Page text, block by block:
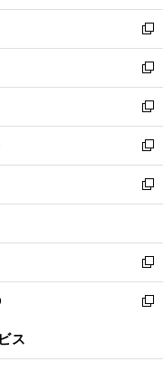
開
く
ウ
で
開
く
ン
ド
ウ
で
開
く
ウ
ィ
ン
ド
ウ
で
開
く
新
し
い
ウ
ィ
ン
ド
ウ
で
開
新
し
い
ウ
ィ
ン
ド
ウ
開
く
新
し
い
ウ
ィ
ン
ウ
で
開
く
新
し
い
ウ
ン
ド
ウ
で
新
し
ウ
ィ
ン
ド
開
新
し
い
ン
新
ウ
ス